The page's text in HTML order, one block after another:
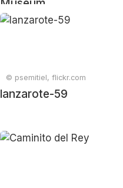
Museum
© psemitiel, flickr.com
lanzarote-59